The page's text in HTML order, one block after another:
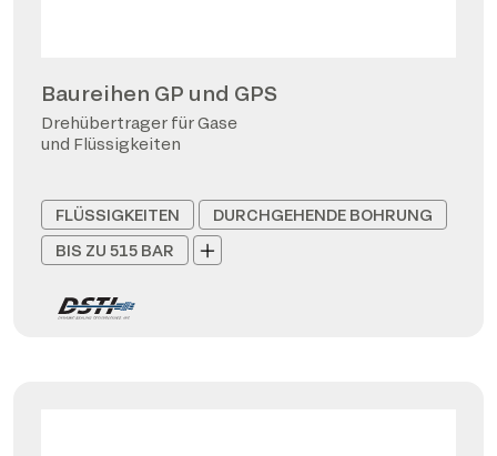
Baureihen GP und GPS
Drehübertrager für Gase
und Flüssigkeiten
FLÜSSIGKEITEN
DURCHGEHENDE BOHRUNG
BIS ZU 515 BAR